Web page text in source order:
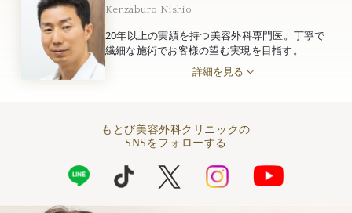
Kenzaburo Nishio
20年以上の実績を持つ美容外科専門医。丁寧で
繊細な施術でお客様の望む実現を目指す。
詳細を見る
もとび美容外科クリニックの
SNSをフォローする